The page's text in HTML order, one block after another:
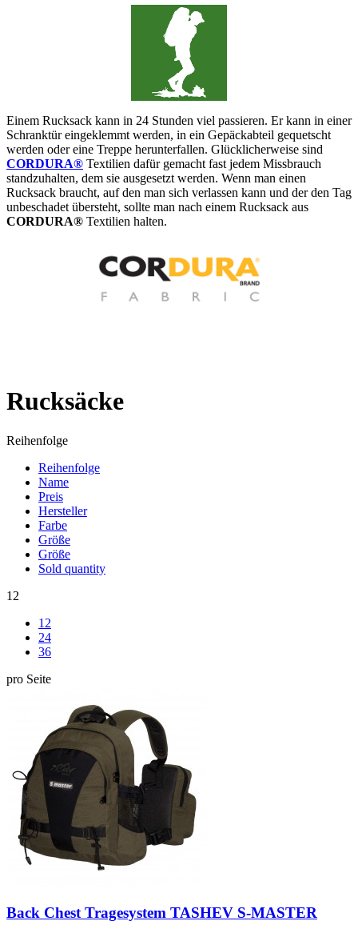
Einem Rucksack kann in 24 Stunden viel passieren. Er kann in einer
Schranktür eingeklemmt werden, in ein Gepäckabteil gequetscht
werden oder eine Treppe herunterfallen. Glücklicherweise sind
CORDURA® Textilien dafür gemacht fast jedem Missbrauch
standzuhalten, dem sie ausgesetzt werden. Wenn man einen
Rucksack braucht, auf den man sich verlassen kann und der den Tag
unbeschadet übersteht, sollte man nach einem Rucksack aus
CORDURA® Textilien halten.
Rucksäcke
Reihenfolge
Reihenfolge
Name
Preis
Hersteller
Farbe
Größe
Größe
Sold quantity
12
12
24
36
pro Seite
Back Chest Tragesystem TASHEV S-MASTER